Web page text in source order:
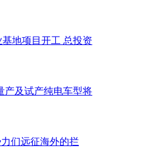
地项目开工 总投资
产及试产纯电车型将
们远征海外的拦